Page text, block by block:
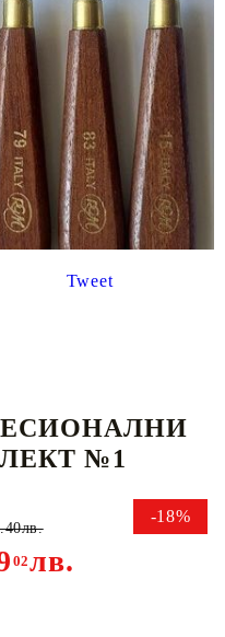
Tweet
№1
-18%
02лв.